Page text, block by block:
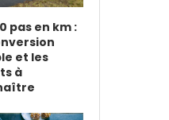
pas en km :
et les
à